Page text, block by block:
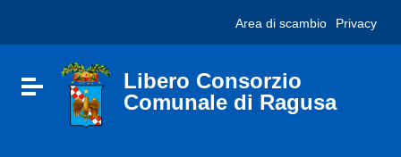
sito
include
Vai al footer
Area di scambio Privacy
Attiva / disattiva la navigazione
Libero Consorzio
Comunale di Ragusa